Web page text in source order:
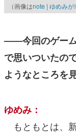
（画像はnote | ゆめみが
――今回のゲーム
で思いついたの
ようなところを
ゆめみ：
もともとは、